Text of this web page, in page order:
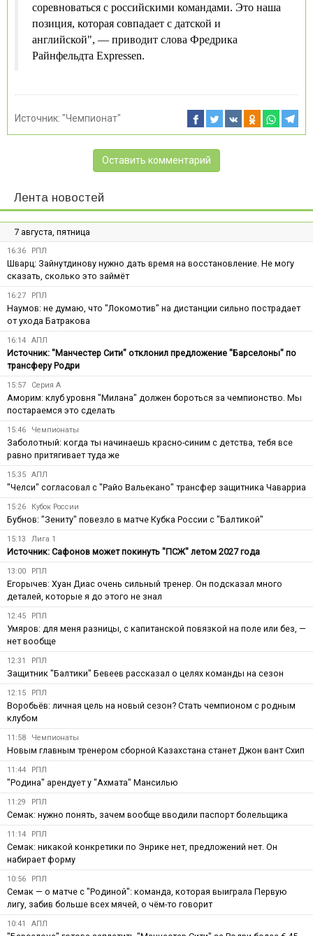
соревноваться с российскими командами. Это наша
позиция, которая совпадает с датской и
английской", — приводит слова Фредрика
Райнфельдта Expressen.
Источник: "Чемпионат"
Оставить комментарий
Лента новостей
7 августа, пятница
16:36 РПЛ
Шварц: Зайнутдинову нужно дать время на восстановление. Не могу
сказать, сколько это займёт
16:27 РПЛ
Наумов: не думаю, что "Локомотив" на дистанции сильно пострадает
от ухода Батракова
16:14 АПЛ
Источник: "Манчестер Сити" отклонил предложение "Барселоны" по
трансферу Родри
15:57 Серия А
Аморим: клуб уровня "Милана" должен бороться за чемпионство. Мы
постараемся это сделать
15:46 Чемпионаты
Заболотный: когда ты начинаешь красно-синим с детства, тебя все
равно притягивает туда же
15:35 АПЛ
"Челси" согласовал с "Райо Вальекано" трансфер защитника Чаварриа
15:26 Кубок России
Бубнов: "Зениту" повезло в матче Кубка России с "Балтикой"
15:13 Лига 1
Источник: Сафонов может покинуть "ПСЖ" летом 2027 года
13:00 РПЛ
Егорычев: Хуан Диас очень сильный тренер. Он подсказал много
деталей, которые я до этого не знал
12:45 РПЛ
Умяров: для меня разницы, с капитанской повязкой на поле или без, —
нет вообще
12:31 РПЛ
Защитник "Балтики" Бевеев рассказал о целях команды на сезон
12:15 РПЛ
Воробьёв: личная цель на новый сезон? Стать чемпионом с родным
клубом
11:58 Чемпионаты
Новым главным тренером сборной Казахстана станет Джон вант Схип
11:44 РПЛ
"Родина" арендует у "Ахмата" Мансилью
11:29 РПЛ
Семак: нужно понять, зачем вообще вводили паспорт болельщика
11:14 РПЛ
Семак: никакой конкретики по Энрике нет, предложений нет. Он
набирает форму
10:56 РПЛ
Семак — о матче с "Родиной": команда, которая выиграла Первую
лигу, забив больше всех мячей, о чём-то говорит
10:41 АПЛ